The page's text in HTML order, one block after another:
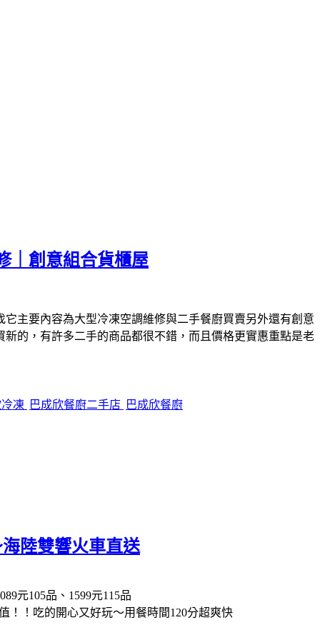
｜創意組合貨櫃屋
主要內容為大型冷凍空調維修與二手餐廚買賣另外還有創意
的，有許多二手的商品都很不錯，而且價格更實惠重點是老
凍 巴成欣餐廚二手店 巴成欣餐廚
陸雙響火車直送
元105品、1599元115品
！！吃的開心又好玩～用餐時間120分超爽快